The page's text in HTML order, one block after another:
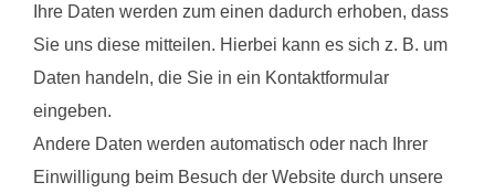
Ihre Daten werden zum einen dadurch erhoben, dass
Sie uns diese mitteilen. Hierbei kann es sich z. B. um
Daten handeln, die Sie in ein Kontaktformular
eingeben.
Andere Daten werden automatisch oder nach Ihrer
Einwilligung beim Besuch der Website durch unsere